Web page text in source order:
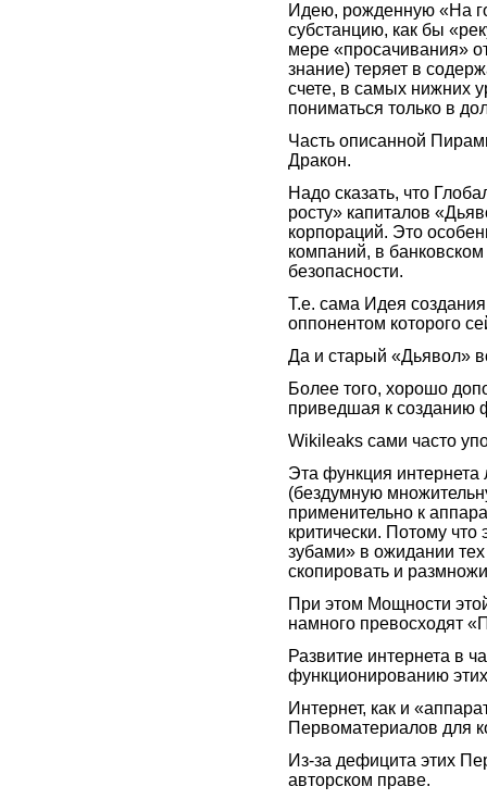
Идею, рожденную «На
субстанцию, как бы
мере «просачивания»
знание) теряет в
счете, в самых нижних
пониматься только в
Часть описанной
Дракон.
Надо сказать, что
росту» капиталов
корпораций. Это
компаний, в
безопасности.
Т.е. сама Идея
оппонентом которого
Да и старый «Дьявол»
Более того, хорошо
приведшая к созданию
Wikileaks сами часто
Эта функция интернета
(бездумную
применительно к
критически. Потому
зубами» в ожидании
скопировать и
При этом Мощности
намного превосходят
Развитие интернета в
функционированию
Интернет, как и
Первоматериалов для
Из-за дефицита этих
авторском праве.